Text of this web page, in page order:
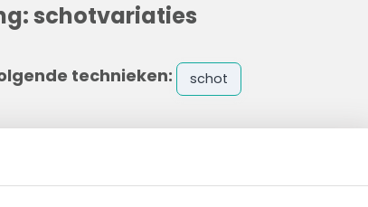
schotvariaties
technieken: schot